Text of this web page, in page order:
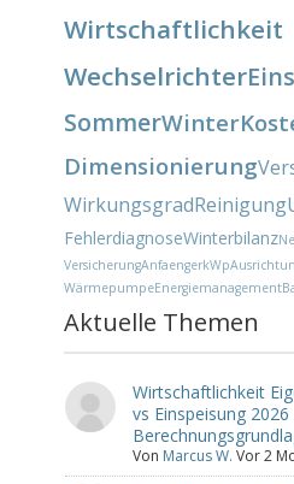
Wirtschaftlichkeit
Wechselrichter
SommerWinter
Dimensionierung
WirkungsgradReinigung
FehlerdiagnoseWinterbilanz
VersicherungAnfaengerkWp
WärmepumpeEnergiemanagement
Aktuelle Themen
Wirtschaftlichkeit
vs Einspeisung
Von Marcus W. Vor 2